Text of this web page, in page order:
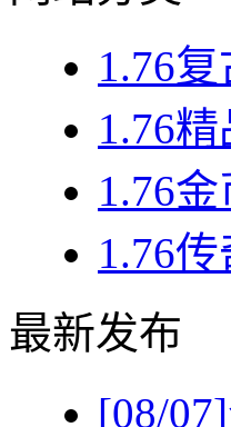
1.76
1.76
1.76
1.76
最新发布
[08/07]